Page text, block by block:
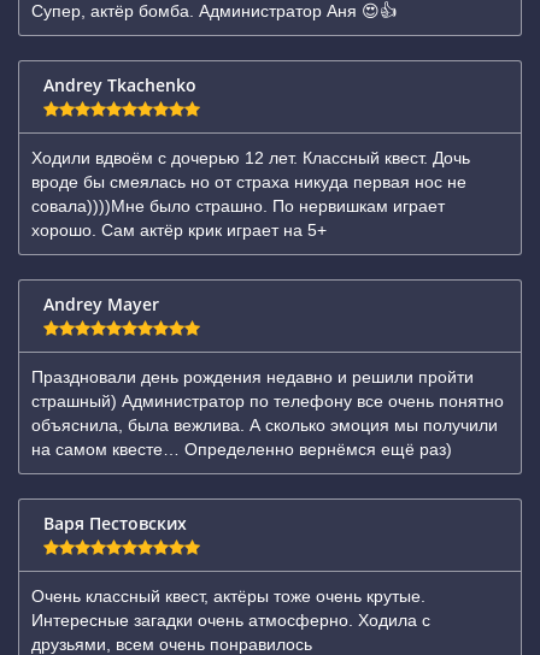
Супер, актёр бомба. Администратор Аня 😍👍
Andrey Tkachenko
Ходили вдвоём с дочерью 12 лет. Классный квест. Дочь
вроде бы смеялась но от страха никуда первая нос не
совала))))Мне было страшно. По нервишкам играет
хорошо. Сам актёр крик играет на 5+
Andrey Mayer
Праздновали день рождения недавно и решили пройти
страшный) Администратор по телефону все очень понятно
объяснила, была вежлива. А сколько эмоция мы получили
на самом квесте… Определенно вернёмся ещё раз)
Варя Пестовских
Очень классный квест, актёры тоже очень крутые.
Интересные загадки очень атмосферно. Ходила с
друзьями, всем очень понравилось